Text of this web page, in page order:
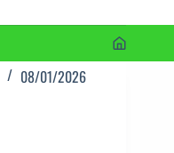
08/01/2026